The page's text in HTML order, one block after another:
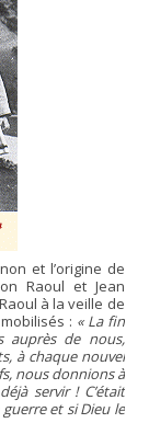
et l’origine de
Raoul et Jean
à la veille de
: « La fin
auprès de nous,
à chaque nouvel
nous donnions à
servir ! C’était
et si Dieu le